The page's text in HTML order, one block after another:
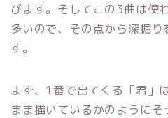
びます。そしてこの3曲は使
多いので、その点から深掘
す。
まず、1番で出てくる「君」
まま描いているかのように